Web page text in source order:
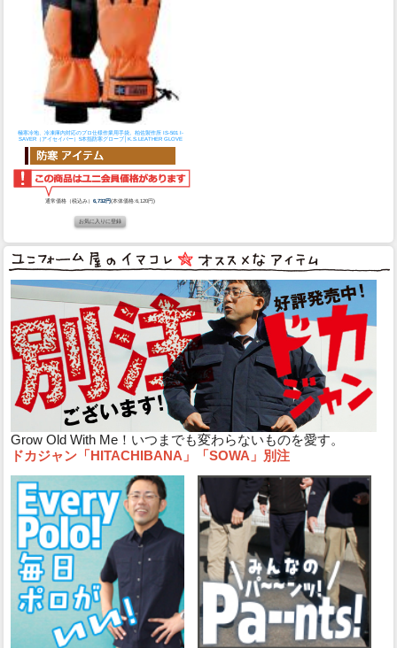
極寒冷地、冷凍庫内対応のプロ仕様作業用手袋。 柏佐製作所 IS-501 I-
SAVER（アイセイバー）5本指防寒グローブ│K.S.LEATHER GLOVE
通常価格（税込み）6,732円(本体価格:6,120円)
Grow Old With Me！いつまでも変わらないものを愛す。
ドカジャン「HITACHIBANA」「SOWA」別注